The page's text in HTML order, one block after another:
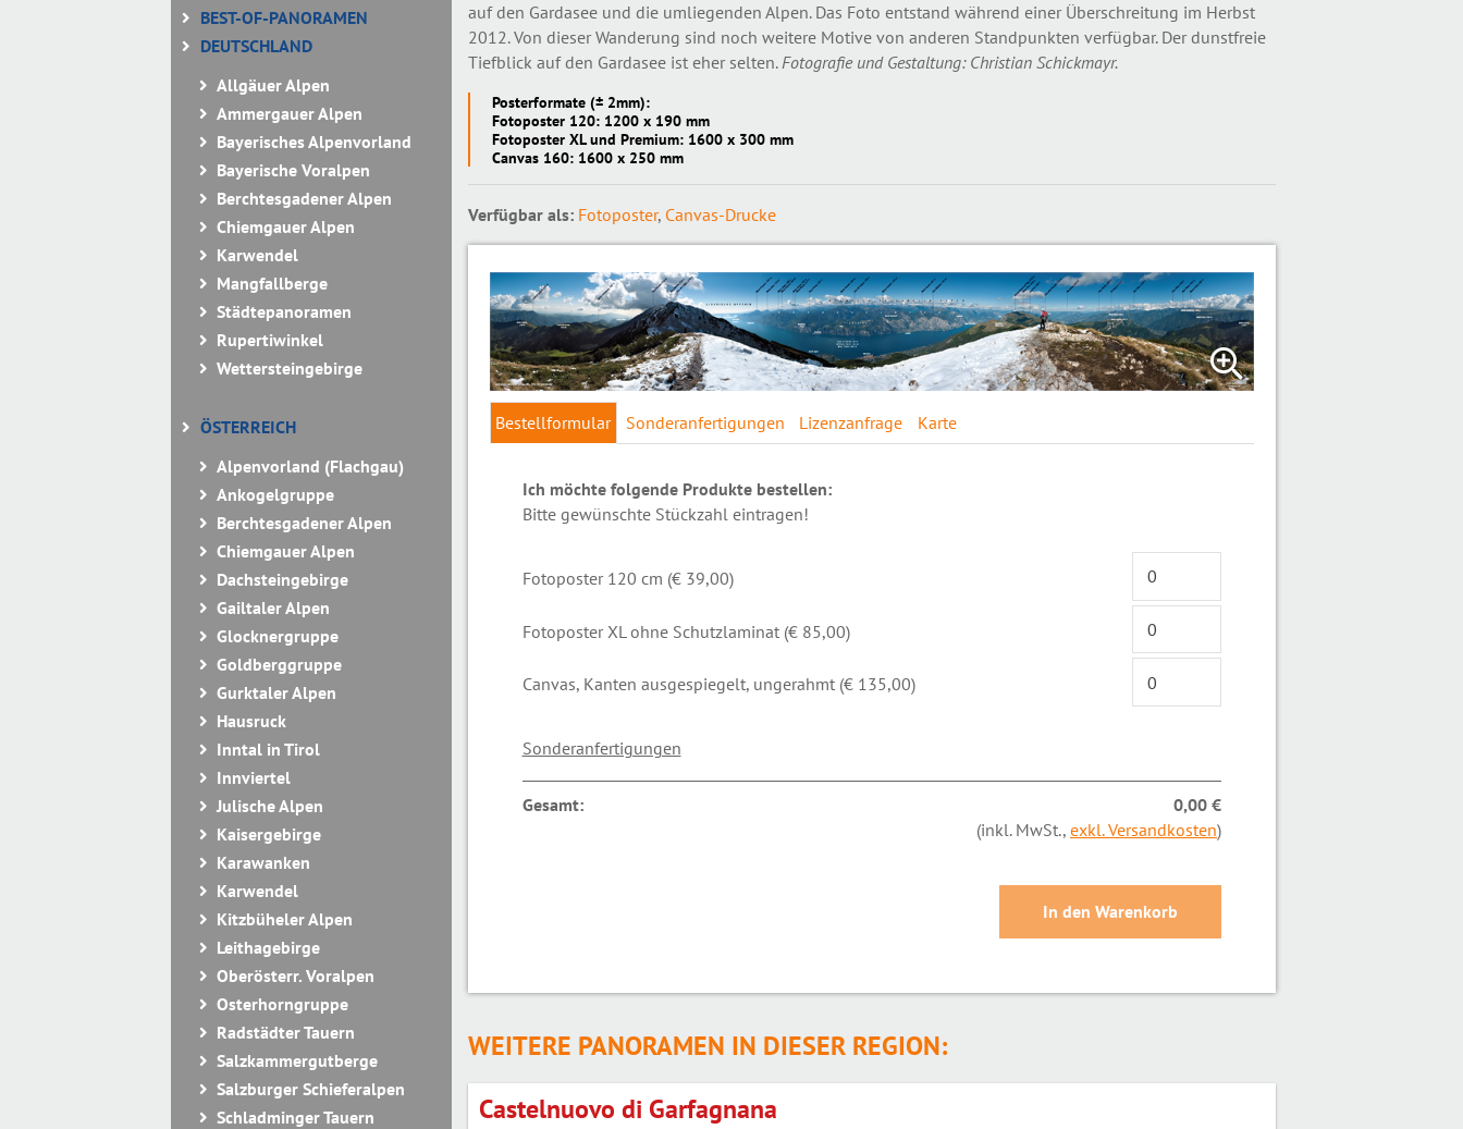
BEST-OF-PANORAMEN
DEUTSCHLAND
Allgäuer Alpen
Ammergauer Alpen
Bayerisches Alpenvorland
Bayerische Voralpen
Berchtesgadener Alpen
Chiemgauer Alpen
Karwendel
Mangfallberge
Städtepanoramen
Rupertiwinkel
Wettersteingebirge
ÖSTERREICH
Alpenvorland (Flachgau)
Ankogelgruppe
Berchtesgadener Alpen
Chiemgauer Alpen
Dachsteingebirge
Gailtaler Alpen
Glocknergruppe
Goldberggruppe
Gurktaler Alpen
Hausruck
Inntal in Tirol
Innviertel
Julische Alpen
Kaisergebirge
Karawanken
Karwendel
Kitzbüheler Alpen
Leithagebirge
Oberösterr. Voralpen
Osterhorngruppe
Radstädter Tauern
Salzkammergutberge
Salzburger Schieferalpen
Schladminger Tauern
auf den Gardasee und die umliegenden Alpen. Das Foto entstand während einer Überschreitung im Herbst
2012. Von dieser Wanderung sind noch weitere Motive von anderen Standpunkten verfügbar. Der dunstfreie
Tiefblick auf den Gardasee ist eher selten.Fotografie und Gestaltung: Christian Schickmayr.
Posterformate (± 2mm):
Fotoposter 120: 1200 x 190 mm
Fotoposter XL und Premium: 1600 x 300 mm
Canvas 160: 1600 x 250 mm
Verfügbar als: Fotoposter, Canvas-Drucke
Bestellformular Sonderanfertigungen Lizenzanfrage Karte
Ich möchte folgende Produkte bestellen:
Bitte gewünschte Stückzahl eintragen!
Fotoposter 120 cm (€ 39,00)
Fotoposter XL ohne Schutzlaminat (€ 85,00)
Canvas, Kanten ausgespiegelt, ungerahmt (€ 135,00)
Sonderanfertigungen
Gesamt:
0,00 €
(inkl. MwSt., exkl. Versandkosten)
WEITERE PANORAMEN IN DIESER REGION:
Castelnuovo di Garfagnana